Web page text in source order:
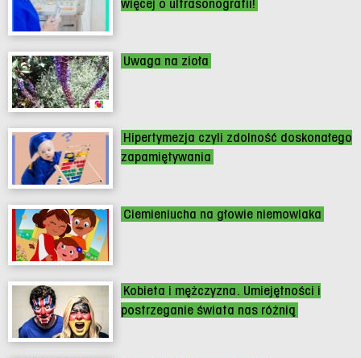
więcej o ultrasonografii!
Uwaga na zioła
Hipertymezja czyli zdolność doskonałego
zapamiętywania
Ciemieniucha na głowie niemowlaka
Kobieta i mężczyzna. Umiejętności i
postrzeganie świata nas różnią